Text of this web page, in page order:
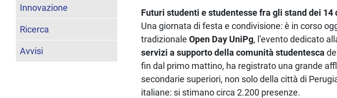
Futuri studenti e studentesse fra gli stand dei
Una giornata di festa e condivisione: è in corso
tradizionaleOpen Day UniPg, l’evento dedicato
servizi a supporto della comunità studentesca
fin dal primo mattino, ha registrato una grande
secondarie superiori, non solo della città di
italiane: si stimano circa 2.200 presenze.
Innovazione
Ricerca
Avvisi